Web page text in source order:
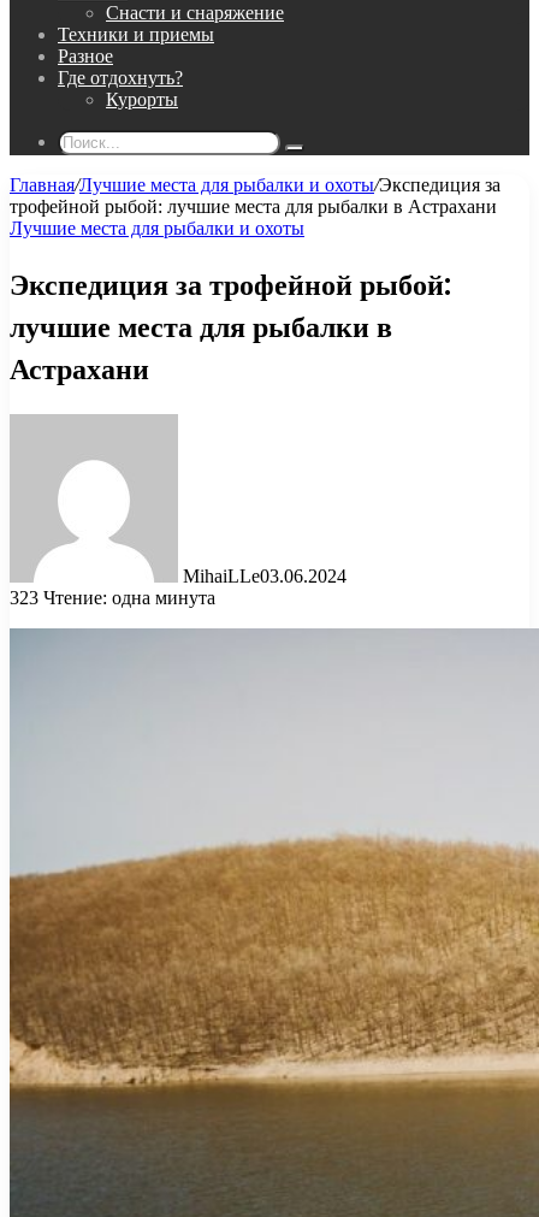
Снасти и снаряжение
Техники и приемы
Разное
Где отдохнуть?
Курорты
Поиск...
Главная/Лучшие места для рыбалки и охоты/Экспедиция за
трофейной рыбой: лучшие места для рыбалки в Астрахани
Лучшие места для рыбалки и охоты
Экспедиция за трофейной рыбой:
лучшие места для рыбалки в
Астрахани
MihaiLLe03.06.2024
323 Чтение: одна минута